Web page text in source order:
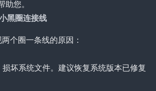
您。
黑圈连接线
个圈一条线的原因：
坏系统文件。建议恢复系统版本已修复